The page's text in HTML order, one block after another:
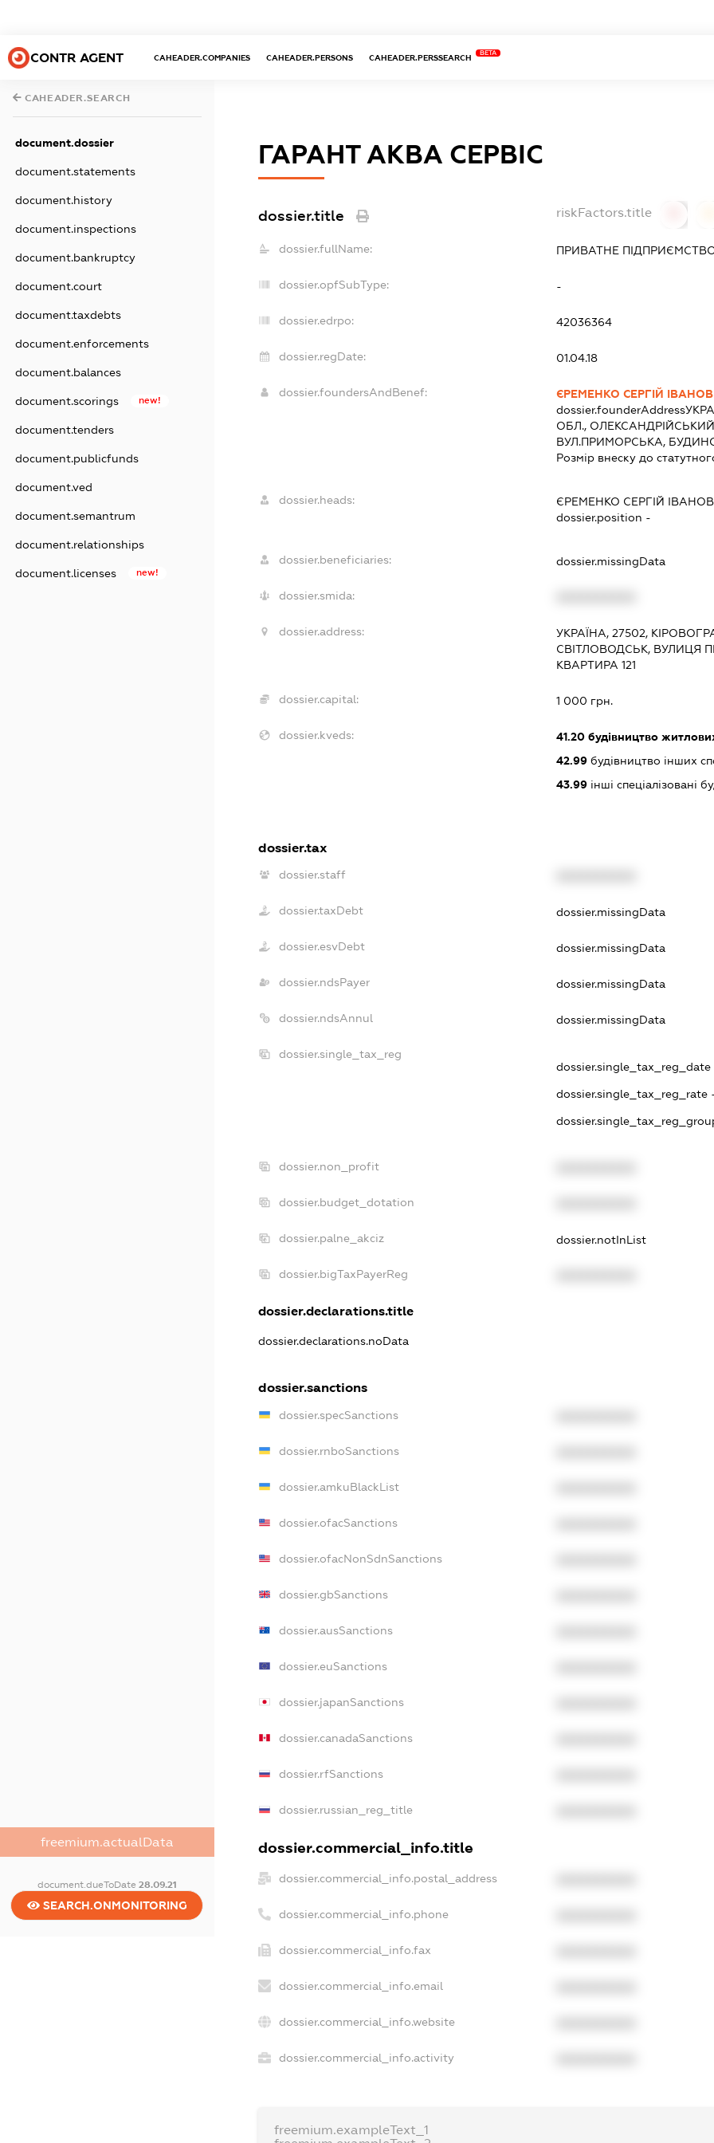
CONTR AGENT CAHEADER.COMPANIES CAHEADER.PERSONS CAHEADER.PERSSEARCH
BETA
CAHEADER.SEARCH
document.dossier
document.statements
document.history
document.inspections
document.bankruptcy
document.court
document.taxdebts
document.enforcements
document.balances
document.scorings new!
document.tenders
document.publicfunds
document.ved
document.semantrum
document.relationships
document.licenses new!
freemium.actualData
document.dueToDate 28.09.21
SEARCH.ONMONITORING
ГАРАНТ АКВА СЕРВІС
dossier.title riskFactors.title
dossier.fullName: ПРИВАТНЕ
dossier.opfSubType: -
dossier.edrpo: 42036364
dossier.regDate: 01.04.18
dossier.foundersAndBenef:
ЄРЕМЕНКО СЕРГІЙ
dossier.founderAddress
ОБЛ.,
ВУЛ.ПРИМОРСЬКА,
Розмір внеску до
dossier.heads: ЄРЕМЕНКО СЕРГІЙ
dossier.position -
dossier.beneficiaries: dossier.missingData
dossier.smida:
dossier.address:
УКРАЇНА, 27502,
СВІТЛОВОДСЬК, ВУЛИЦЯ
КВАРТИРА 121
dossier.capital: 1 000 грн.
dossier.kveds: 41.20будівництво
42.99будівництво інших
43.99інші спеціалізовані
dossier.tax
dossier.staff
dossier.taxDebt dossier.missingData
dossier.esvDebt dossier.missingData
dossier.ndsPayer dossier.missingData
dossier.ndsAnnul dossier.missingData
dossier.single_tax_reg
dossier.single_tax_reg_date
dossier.single_tax_reg_rate
dossier.non_profit
dossier.budget_dotation
dossier.palne_akciz dossier.notInList
dossier.bigTaxPayerReg
dossier.declarations.title
dossier.declarations.noData
dossier.sanctions
dossier.specSanctions
dossier.rnboSanctions
dossier.amkuBlackList
dossier.ofacSanctions
dossier.ofacNonSdnSanctions
dossier.gbSanctions
dossier.ausSanctions
dossier.euSanctions
dossier.japanSanctions
dossier.canadaSanctions
dossier.rfSanctions
dossier.russian_reg_title
dossier.commercial_info.title
dossier.commercial_info.postal_address
dossier.commercial_info.phone
dossier.commercial_info.fax
dossier.commercial_info.email
dossier.commercial_info.website
dossier.commercial_info.activity
freemium.exampleText_1